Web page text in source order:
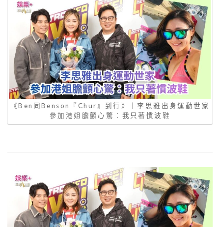
《Ben同Benson『Chur』到行》｜李思雅出身運動世家
參加港姐膽顫心驚：我只著慣波鞋